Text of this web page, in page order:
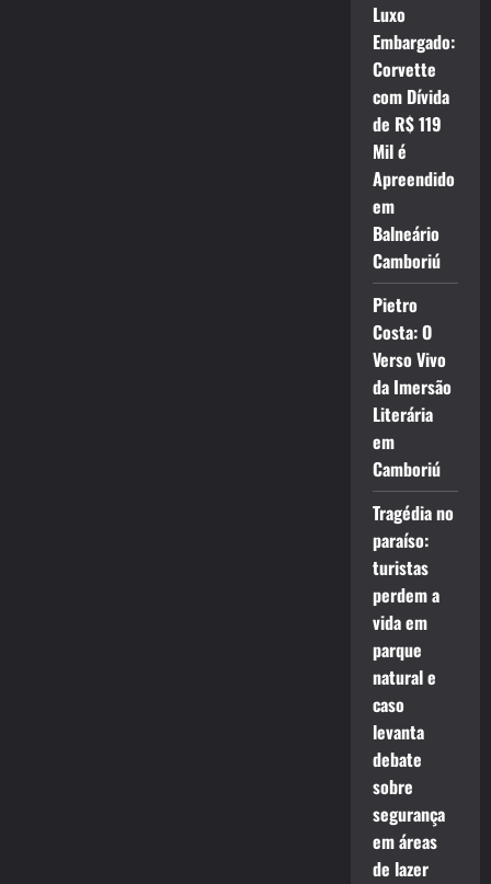
Luxo
Embargado:
Corvette
com Dívida
de R$ 119
Mil é
Apreendido
em
Balneário
Camboriú
Pietro
Costa: O
Verso Vivo
da Imersão
Literária
em
Camboriú
Tragédia no
paraíso:
turistas
perdem a
vida em
parque
natural e
caso
levanta
debate
sobre
segurança
em áreas
de lazer